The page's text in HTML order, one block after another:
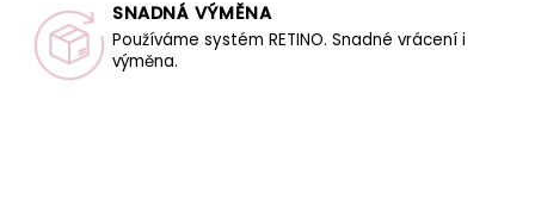
SNADNÁ VÝMĚNA
Používáme systém RETINO. Snadné vrácení i
výměna.